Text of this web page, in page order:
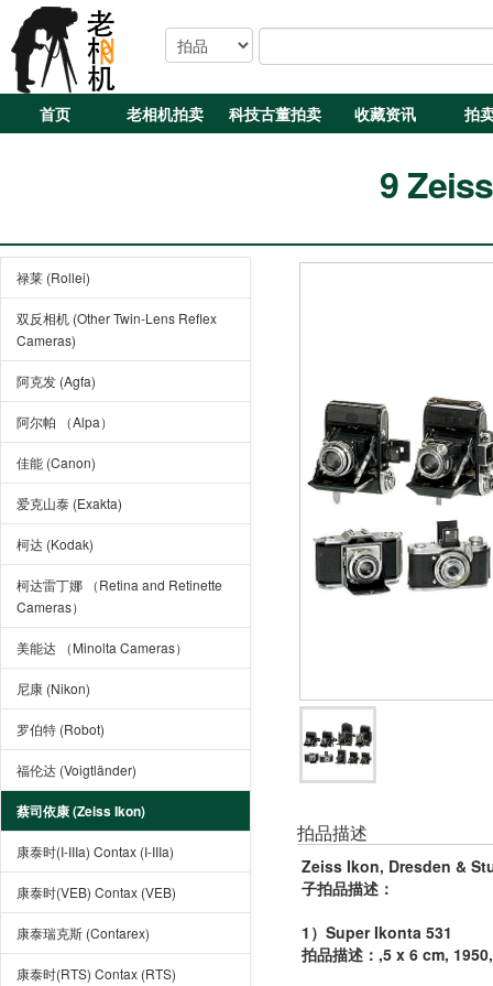
首页 老相机拍卖 科技古董拍卖 收藏资讯 拍
9
禄莱 (Rollei)
双反相机 (Other Twin-Lens Reflex
Cameras)
阿克发 (Agfa)
阿尔帕 （Alpa）
佳能 (Canon)
爱克山泰 (Exakta)
柯达 (Kodak)
柯达雷丁娜 （Retina and Retinette
Cameras）
美能达 （Minolta Cameras）
尼康 (Nikon)
罗伯特 (Robot)
福伦达 (Voigtländer)
蔡司依康 (Zeiss Ikon)
康泰时(I-IIIa) Contax (I-IIIa)
康泰时(VEB) Contax (VEB)
康泰瑞克斯 (Contarex)
康泰时(RTS) Contax (RTS)
拍品描述
Zeiss Ikon, Dresden &
子拍品描述 ：
1）Super Ikonta 531
拍品描述：,5 x 6 cm,